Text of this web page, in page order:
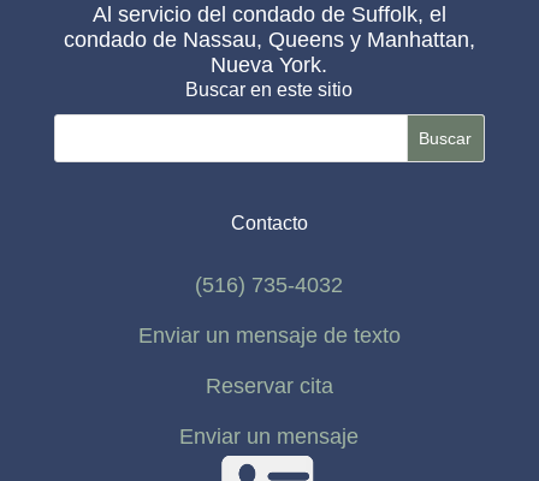
Al servicio del condado de Suffolk, el
condado de Nassau, Queens y Manhattan,
Nueva York.
Buscar en este sitio
Buscar:
Contacto
(516) 735-4032
Enviar un mensaje de texto
Reservar cita
Enviar un mensaje